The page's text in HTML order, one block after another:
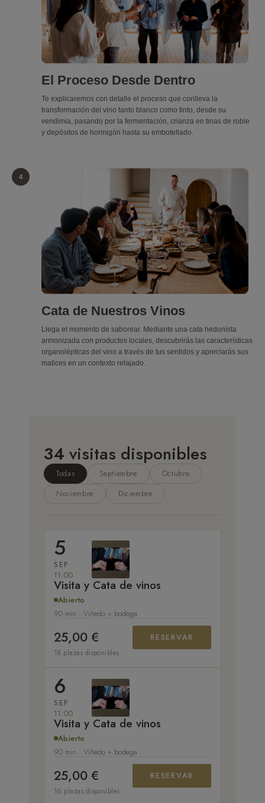
El Proceso Desde Dentro
Te explicaremos con detalle el proceso que conlleva la
transformación del vino tanto blanco como tinto, desde su
vendimia, pasando por la fermentación, crianza en tinas de roble
y depósitos de hormigón hasta su embotellado.
4
Cata de Nuestros Vinos
Llega el momento de saborear. Mediante una cata hedonísta
armonizada con productos locales, descubrirás las características
organolépticas del vino a través de tus sentidos y apreciarás sus
matices en un contexto relajado.
34 visitas disponibles
Todas Septiembre
Octubre
Noviembre
Diciembre
5
SEP
11:00
Visita y Cata de vinos
Abierto
90 min · Viñedo + bodega
25,00 € RESERVAR
18 plazas disponibles
6
SEP
11:00
Visita y Cata de vinos
Abierto
90 min · Viñedo + bodega
25,00 € RESERVAR
16 plazas disponibles